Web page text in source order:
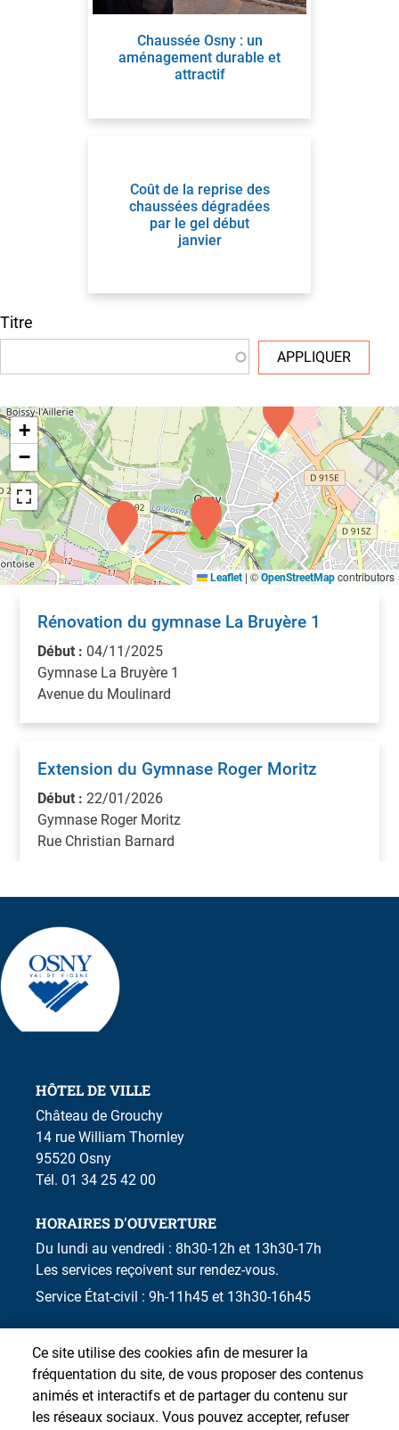
Chaussée Osny : un
aménagement durable et
attractif
Coût de la reprise des
chaussées dégradées
par le gel début
janvier
Titre
APPLIQUER
Rénovation du gymnase La Bruyère 1
Début : 04/11/2025
Gymnase La Bruyère 1
Avenue du Moulinard
Extension du Gymnase Roger Moritz
Début : 22/01/2026
Gymnase Roger Moritz
Rue Christian Barnard
d'Ennery au droit de la rue du Dr
Schweitzer
Début : 06/07/2026
Route d'Ennery
Allée + parking des Noirs Marais : travaux
sur le réseau d'eaux pluviales
Début : 20/07/2026
Allée et parking des Noirs Marais
Rue Aristide Briand : création d'un puisard
Début : 03/08/2026
48 rue Aristide Briand
Requalification des rues de Puiseux et du
Vauvarois
Début : 03/08/2026
2
+
−
Leaflet | © OpenStreetMap contributors
HÔTEL DE VILLE
Château de Grouchy
14 rue William Thornley
95520 Osny
Tél. 01 34 25 42 00
HORAIRES D'OUVERTURE
Du lundi au vendredi : 8h30-12h et 13h30-17h
Les services reçoivent sur rendez-vous.
Service État-civil : 9h-11h45 et 13h30-16h45
Ce site utilise des cookies afin de mesurer la
fréquentation du site, de vous proposer des contenus
animés et interactifs et de partager du contenu sur
les réseaux sociaux. Vous pouvez accepter, refuser